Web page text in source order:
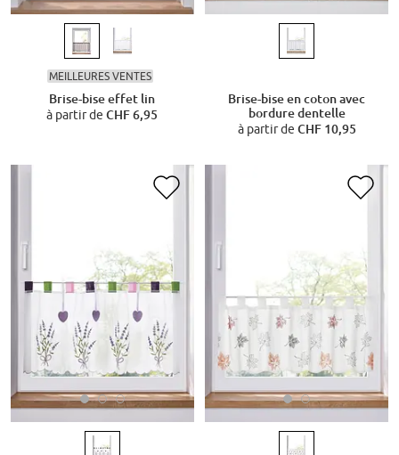
MEILLEURES VENTES
Brise-bise effet lin
à partir deCHF 6,95
Brise-bise en coton avec
bordure dentelle
à partir de CHF 10,95